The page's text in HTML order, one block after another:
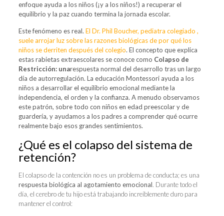
enfoque ayuda a los niños (¡y a los niños!) a recuperar el
equilibrio y la paz cuando termina la jornada escolar.
Este fenómeno es real. El Dr. Phil Boucher, pediatra colegiado ,
suele arrojar luz sobre las razones biológicas de por qué los
niños se derriten después del colegio. El concepto que explica
estas rabietas extraescolares se conoce como Colapso de
Restricción: unarespuesta normal del desarrollo tras un largo
día de autorregulación. La educación Montessori ayuda a los
niños a desarrollar el equilibrio emocional mediante la
independencia, el orden y la confianza. A menudo observamos
este patrón, sobre todo con niños en edad preescolar y de
guardería, y ayudamos a los padres a comprender qué ocurre
realmente bajo esos grandes sentimientos.
¿Qué es el colapso del sistema de
retención?
El colapso de la contención no es un problema de conducta; es una
respuesta biológica al agotamiento emocional. Durante todo el
día, el cerebro de tu hijo está trabajando increíblemente duro para
mantener el control: